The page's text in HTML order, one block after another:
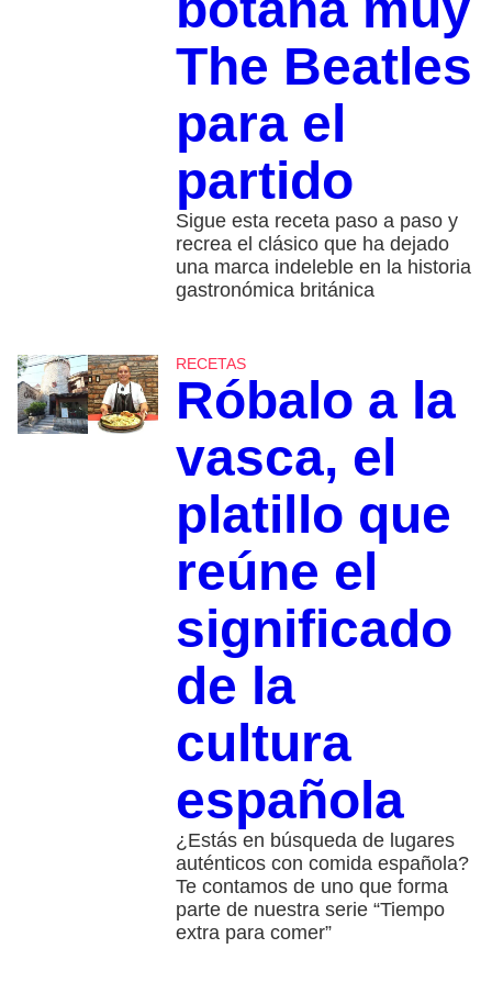
The Beatles
para el
partido
Sigue esta receta paso a paso y
recrea el clásico que ha dejado
una marca indeleble en la historia
gastronómica británica
RECETAS
Róbalo a la
vasca, el
platillo que
reúne el
significado
de la
cultura
española
¿Estás en búsqueda de lugares
auténticos con comida española?
Te contamos de uno que forma
parte de nuestra serie “Tiempo
extra para comer”